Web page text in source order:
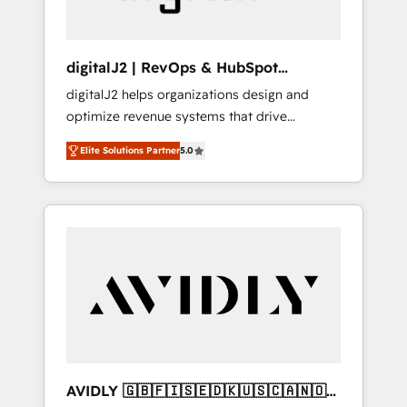
digitalJ2 | RevOps & HubSpot
Implementations
digitalJ2 helps organizations design and
optimize revenue systems that drive
scalable, predictable growth. As a triple-
accredited HubSpot Solutions Partner, we
specialize in both strategic RevOps planning
and hands-on technical execution - building
Services - Managed IT (MSP) - Franchises -
Professional Services - And more! How we
Custom integrations and workflow
Elite Solutions Partner5.0
AVIDLY 🇬🇧🇫🇮🇸🇪🇩🇰🇺🇸🇨🇦🇳🇴